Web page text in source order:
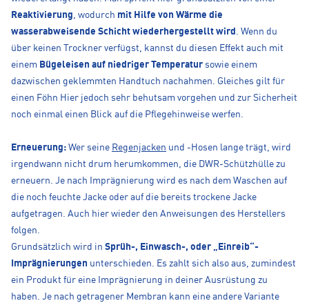
Reaktivierung, wodurch mit Hilfe von Wärme die
wasserabweisende Schicht wiederhergestellt wird . Wenn du
über keinen Trockner verfügst, kannst du diesen Effekt auch mit
einem Bügeleisen auf niedriger Temperatursowie einem
dazwischen geklemmten Handtuch nachahmen. Gleiches gilt für
einen Föhn Hier jedoch sehr behutsam vorgehen und zur Sicherheit
noch einmal einen Blick auf die Pflegehinweise werfen.
Erneuerung: Wer seine Regenjacken und -Hosen lange trägt, wird
irgendwann nicht drum herumkommen, die DWR-Schützhülle zu
erneuern. Je nach Imprägnierung wird es nach dem Waschen auf
die noch feuchte Jacke oder auf die bereits trockene Jacke
aufgetragen. Auch hier wieder den Anweisungen des Herstellers
folgen.
Grundsätzlich wird in Sprüh-, Einwasch-, oder „Einreib“-
Imprägnierungen unterschieden. Es zahlt sich also aus, zumindest
ein Produkt für eine Imprägnierung in deiner Ausrüstung zu
haben. Je nach getragener Membran kann eine andere Variante